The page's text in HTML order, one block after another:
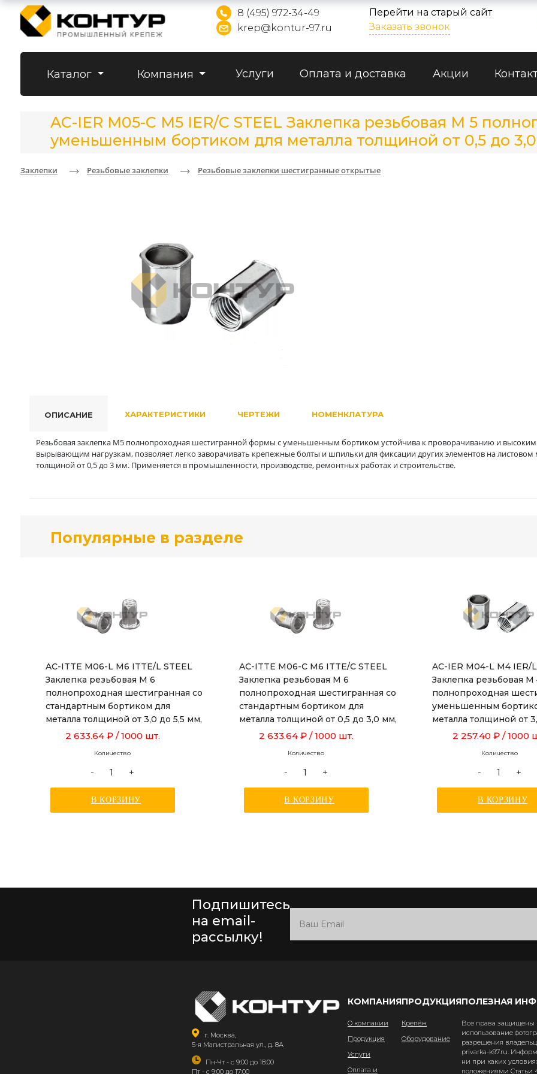
8 (495) 972-34-49
krep@kontur-97.ru
Перейти на старый сайт
Заказать звонок
Каталог Компания Услуги Оплата и доставка Акции
AC-IER M05-C M5 IER/C STEEL Заклепка резьбовая М 5
уменьшенным бортиком для металла толщиной от 0,5 до
Заклепки Резьбовые заклепки Резьбовые заклепки шестигранные открытые
ОПИСАНИЕ
Резьбовая заклепка М5 полнопроходная шестигранной формы с уменьшенным бортиком устойчива к проворачиванию и высоким
вырывающим нагрузкам, позволяет легко заворачивать крепежные болты и шпильки для фиксации других элементов на листовом
толщиной от 0,5 до 3 мм. Применяется в промышленности, производстве, ремонтных работах и строительстве.
ХАРАКТЕРИСТИКИ ЧЕРТЕЖИ НОМЕНКЛАТУРА
Популярные в разделе
AC-ITTE M06-L M6 ITTE/L STEEL
Заклепка резьбовая М 6
полнопроходная шестигранная со
стандартным бортиком для
металла толщиной от 3,0 до 5,5 мм,
длиной 19,5мм
2 633.64 ₽ / 1000 шт.
Количество
- +
В КОРЗИНУ
AC-ITTE M06-C M6 ITTE/C STEEL
Заклепка резьбовая М 6
полнопроходная шестигранная со
стандартным бортиком для
металла толщиной от 0,5 до 3,0 мм,
длиной 16,0 мм
2 633.64 ₽ / 1000 шт.
Количество
- +
В КОРЗИНУ
AC-IER M04-L M4 IER/
Заклепка резьбовая М
полнопроходная
уменьшенным
металла толщиной от
длиной 13,5 мм
2 257.40 ₽ / 1000
Количество
- +
В КОРЗИНУ
Подпишитесь
на email-
рассылку!
г. Москва,
5-я Магистральная ул., д. 8А
Пн-Чт - с 9:00 до 18:00
Пт - с 9:00 до 17:00
КОМПАНИЯ
О компании
Продукция
Услуги
Оплата и
ПРОДУКЦИЯ
Крепёж
Оборудование
ПОЛЕЗНАЯ
Все права защищены
использование
разрешения
privarka-k97.ru.
ни при каких
положениями Статьи